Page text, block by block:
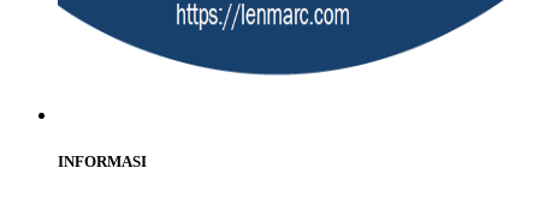
INFORMASI